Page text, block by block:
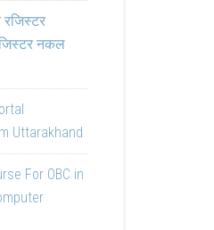
रजिस्टर
नकल
Uttarakhand
For OBC in